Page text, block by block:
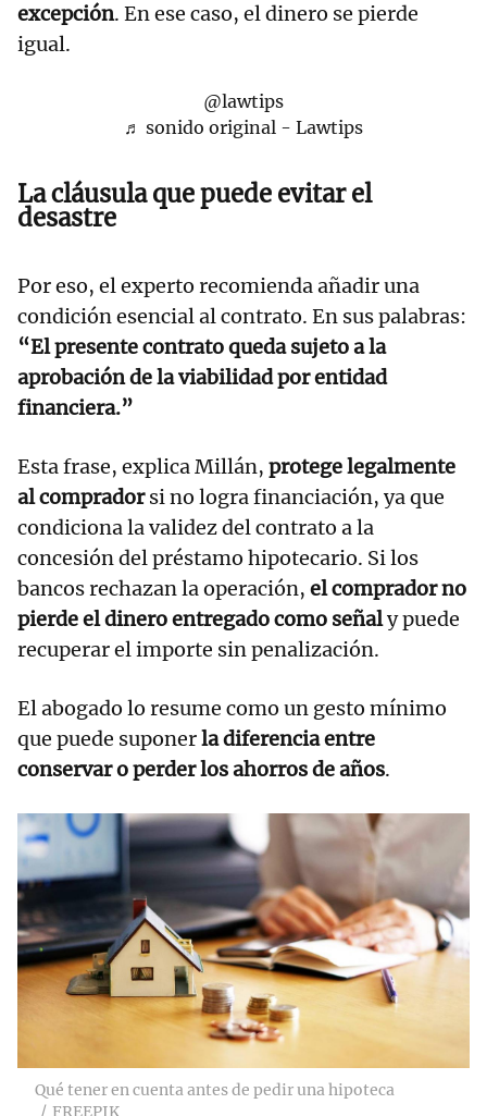
excepción. En ese caso, el dinero se pierde
igual.
@lawtips
♬ sonido original - Lawtips
La cláusula que puede evitar el
desastre
Por eso, el experto recomienda añadir una
condición esencial al contrato. En sus palabras:
“El presente contrato queda sujeto a la
aprobación de la viabilidad por entidad
financiera.”
Esta frase, explica Millán, protege legalmente
al compradorsi no logra financiación, ya que
condiciona la validez del contrato a la
concesión del préstamo hipotecario. Si los
bancos rechazan la operación, el comprador no
pierde el dinero entregado como señaly puede
recuperar el importe sin penalización.
El abogado lo resume como un gesto mínimo
que puede suponerla diferencia entre
conservar o perder los ahorros de años.
Qué tener en cuenta antes de pedir una hipoteca